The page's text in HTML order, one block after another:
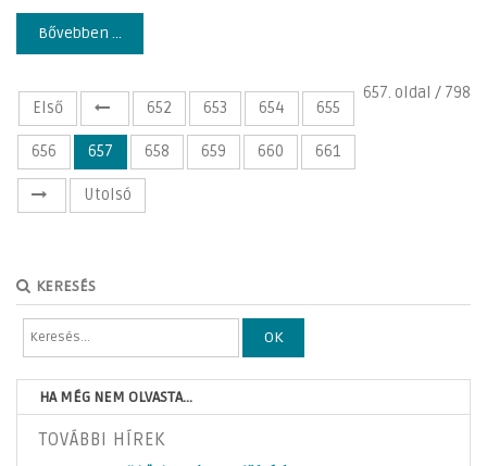
Bővebben ...
657. oldal / 798
Első
652 653 654 655
656 657 658 659 660 661
Utolsó
KERESÉS
OK
HA MÉG NEM OLVASTA...
TOVÁBBI HÍREK